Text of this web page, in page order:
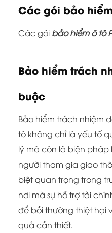
Các gói bảo
Các gói bảo hiểm ô tô
Bảo hiểm trách
buộc
Bảo hiểm trách nhiệm
tô không chỉ là yếu tố
lý mà còn là biện
người tham gia giao
biệt quan trọng trong
nơi mà sự hỗ trợ tài
để bồi thường thiệt hại
quả cần thiết.